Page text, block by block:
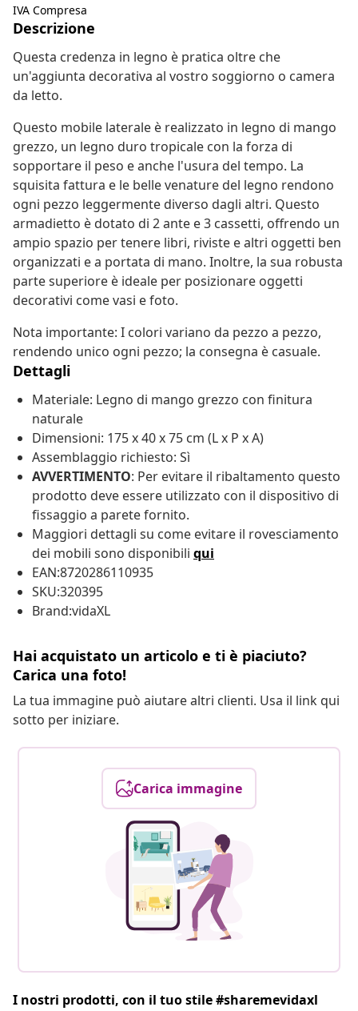
IVA Compresa
Descrizione
Questa credenza in legno è pratica oltre che
un'aggiunta decorativa al vostro soggiorno o camera
da letto.
Questo mobile laterale è realizzato in legno di mango
grezzo, un legno duro tropicale con la forza di
sopportare il peso e anche l'usura del tempo. La
squisita fattura e le belle venature del legno rendono
ogni pezzo leggermente diverso dagli altri. Questo
armadietto è dotato di 2 ante e 3 cassetti, offrendo un
ampio spazio per tenere libri, riviste e altri oggetti ben
organizzati e a portata di mano. Inoltre, la sua robusta
parte superiore è ideale per posizionare oggetti
decorativi come vasi e foto.
Nota importante: I colori variano da pezzo a pezzo,
rendendo unico ogni pezzo; la consegna è casuale.
Dettagli
Materiale: Legno di mango grezzo con finitura
naturale
Dimensioni: 175 x 40 x 75 cm (L x P x A)
Assemblaggio richiesto: Sì
AVVERTIMENTO: Per evitare il ribaltamento questo
prodotto deve essere utilizzato con il dispositivo di
fissaggio a parete fornito.
Maggiori dettagli su come evitare il rovesciamento
dei mobili sono disponibili qui
EAN:8720286110935
SKU:320395
Brand:vidaXL
Hai acquistato un articolo e ti è piaciuto?
Carica una foto!
La tua immagine può aiutare altri clienti. Usa il link qui
sotto per iniziare.
Carica immagine
I nostri prodotti, con il tuo stile #sharemevidaxl